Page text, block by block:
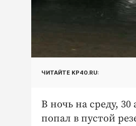
ЧИТАЙТЕ KP40.RU:
В ночь на среду,
попал в пустой